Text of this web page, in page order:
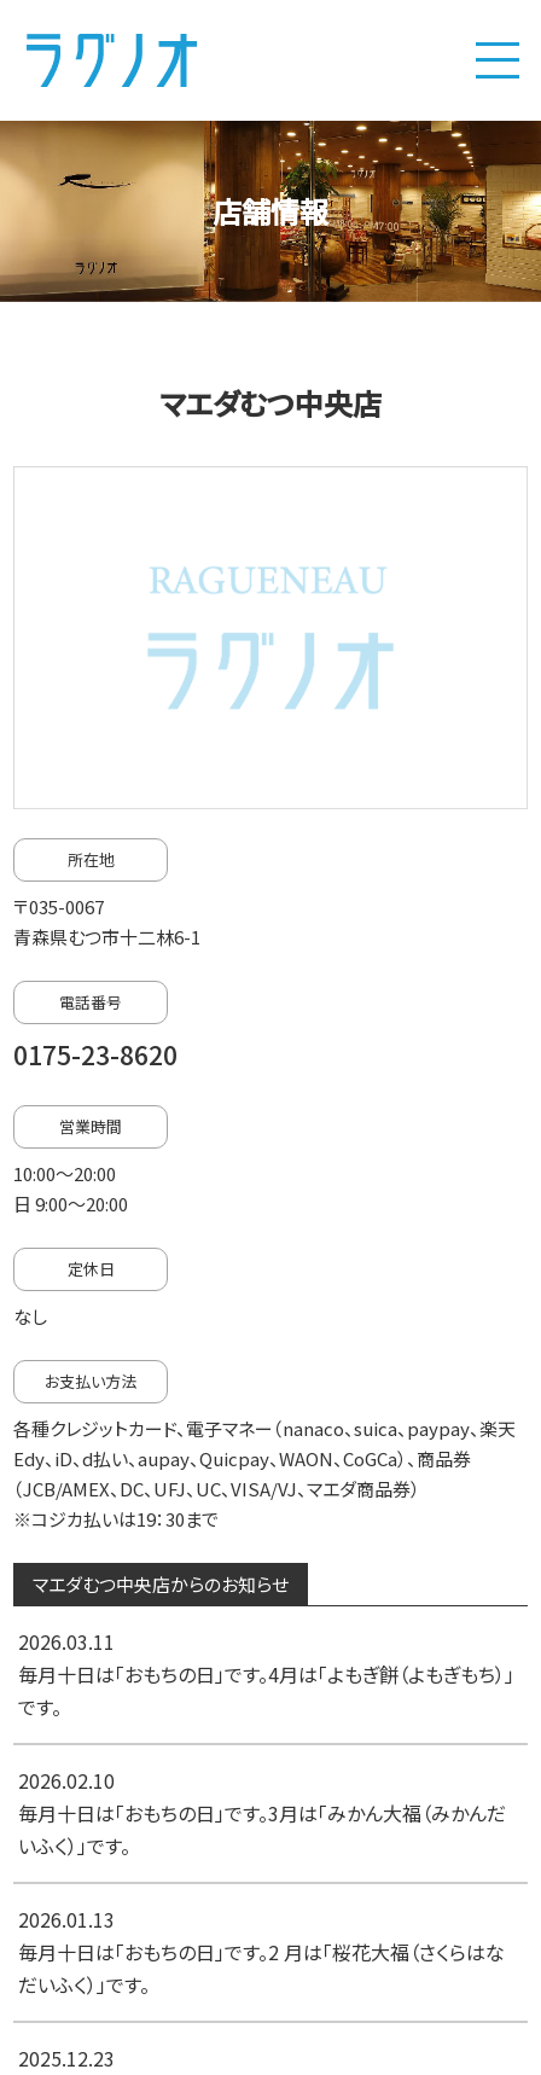
店舗情報
マエダむつ中央店
所在地
〒035-0067
青森県むつ市十二林6-1
電話番号
0175-23-8620
営業時間
10:00～20:00
日 9:00～20:00
定休日
なし
お支払い方法
各種クレジットカード、電子マネー（nanaco、suica、paypay、楽天
Edy、iD、d払い、aupay、Quicpay、WAON、CoGCa）、商品券
（JCB/AMEX、DC、UFJ、UC、VISA/VJ、マエダ商品券）
※コジカ払いは19：30まで
マエダむつ中央店からのお知らせ
2026.03.11
毎月十日は「おもちの日」です。4月は「よもぎ餅（よもぎもち）」
です。
2026.02.10
毎月十日は「おもちの日」です。3月は「みかん大福（みかんだ
いふく）」です。
2026.01.13
毎月十日は「おもちの日」です。2 月は「桜花大福（さくらはな
だいふく）」です。
2025.12.23